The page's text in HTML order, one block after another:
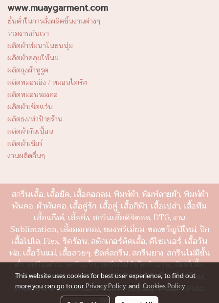
www.muaygarment.com
ขั้นต่ำในการสั่งผลิตชิ้นงานต่างๆ
ร่วมงานกับเรา
ผลิตผ้าห่มนาโนขนนุ่ม
ผลิตผ้าคลุมให้นม
ผลิตถุงผ้าหูรูด
ผลิตหมอนอิง / หมอนไดคัท
ผลิตหมอนรองคอ
ผลิตผ้าเช็ดแว่น
ผลิตธง/ทำป้ายร้าน
ผลิตผ้ากันเปื้อน
ผลิตผ้าเชียร์
งานผลิตอื่นๆ
สกรีนเสื้อ, เสื้อยืด, เสื้อคอกลม, พิมพ์ผ้า, พิมพ์ลายผ้า, พิมพ์ผ้า
พันคอ, ผ้าพันคอ, เสื้อคู่รัก, เสื้อคู่, เสื้อกีฬา, เสื้อเปล่า, เสื้อทีม,
เสื้อแก๊งค์, เสื้อซิ่ง, สกรีนเสื้อดิจิตอล, DTG, งาน
Sublimation, เสื้อออกกอง, ของพรีเมี่ยม, ของขวัญปีใหม่, ปัก
เสื้อโปโล, Flex, รีดร้อน, สติกเกอร์ติดเสื้อ, ดีไซเนอร์, เสื้อวัน
พ่อ, เสื้อวันแม่, เสื้อสวยๆ, ซิลค์สกรีน, สกรีนยาง, สกรีนไม่มีขั้น
ต่ำ, สกรีนด่วน, สกรีนเร็ว, สกรีนไม่จำกัดจำนวน, พิมพ์เสื้อ,
สกรีนปลอกหมอน, สกรีนกระเป๋าผ้า, กระเป๋าผ้าลดโลกร้อน,
งานดีไซน์, งานcustom, T-shirt Printing, T-shirt, Polo,
หมวย
This website uses cookies for best user experience, to find out
more you can go to our Privacy Policyand Cookies Policy